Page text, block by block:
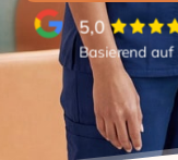
5,0
Basierend auf